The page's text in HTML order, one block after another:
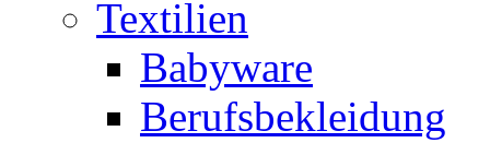
Textilien
Babyware
Berufsbekleidung